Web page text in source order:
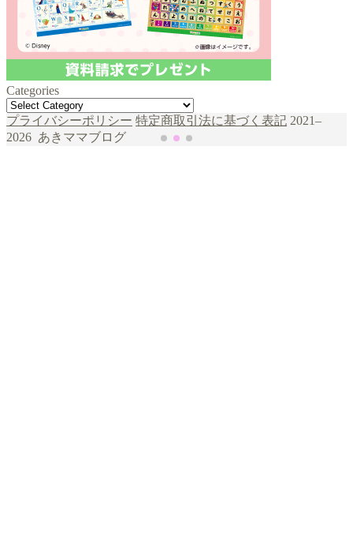
Categories
Categories
şans
casino
vidobet
|
vidobet
|
vidobet
güncel
vidobet
giriş
casinolevant
|
casinolevant
|
casinolevant
|
vidobet
giriş
şans
casino
casinolevant
giriş
casino
şans
şans
casino
casino
levant
casino
şans
casino
şans
boostaro
|
casinolevant
giriş
şans
casino
casinolevant
giriş
şanscasino
|
vidobet
|
vidobet
giriş
levant
casino
gorabet
|
galyabet
|
gorabet
|
gorabet
|
gorabet
|
vidobet
giriş
galyabet
|
gorabet
|
gorabet
|
nigeria
betting
sports
betting
プライバシーポリシー 特定商取引法に基づく表記 2021–
2026 あきママブログ